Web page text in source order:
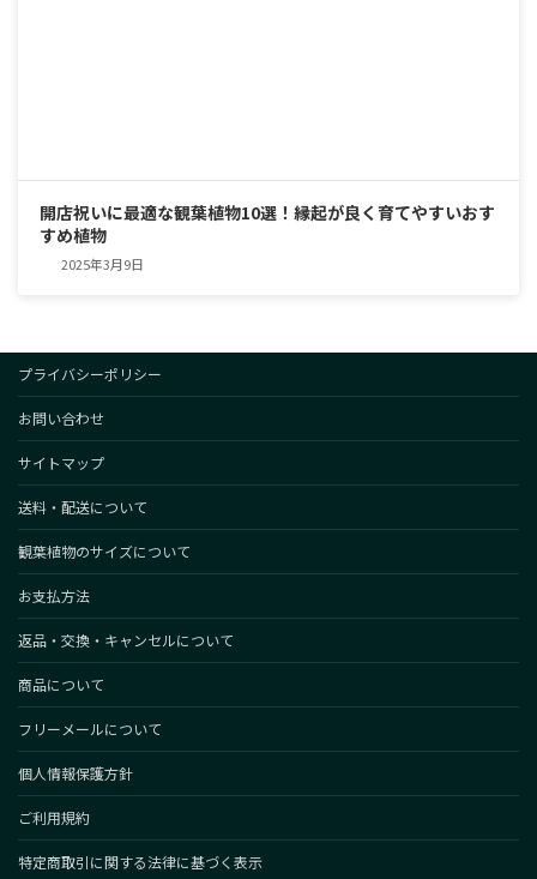
開店祝いに最適な観葉植物10選！縁起が良く育てやすいおす
すめ植物
2025年3月9日
プライバシーポリシー
お問い合わせ
サイトマップ
送料・配送について
観葉植物のサイズについて
お支払方法
返品・交換・キャンセルについて
商品について
フリーメールについて
個人情報保護方針
ご利用規約
特定商取引に関する法律に基づく表示